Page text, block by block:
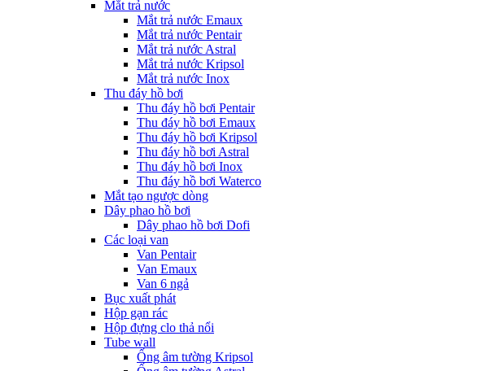
Mắt trả nước
Mắt trả nước Emaux
Mắt trả nước Pentair
Mắt trả nước Astral
Mắt trả nước Kripsol
Mắt trả nước Inox
Thu đáy hồ bơi
Thu đáy hồ bơi Pentair
Thu đáy hồ bơi Emaux
Thu đáy hồ bơi Kripsol
Thu đáy hồ bơi Astral
Thu đáy hồ bơi Inox
Thu đáy hồ bơi Waterco
Mắt tạo ngược dòng
Dây phao hồ bơi
Dây phao hồ bơi Dofi
Các loại van
Van Pentair
Van Emaux
Van 6 ngả
Bục xuất phát
Hộp gạn rác
Hộp đựng clo thả nổi
Tube wall
Ống âm tường Kripsol